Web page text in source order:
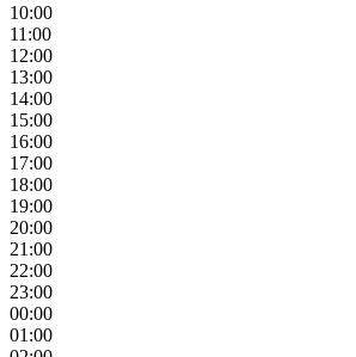
10:00
11:00
12:00
13:00
14:00
15:00
16:00
17:00
18:00
19:00
20:00
21:00
22:00
23:00
00:00
01:00